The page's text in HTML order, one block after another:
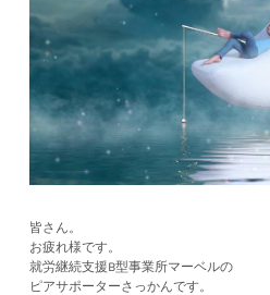
皆さん。
お疲れ様です。
就労継続支援B型事業所マーベルの
ピアサポーターさっかんです。